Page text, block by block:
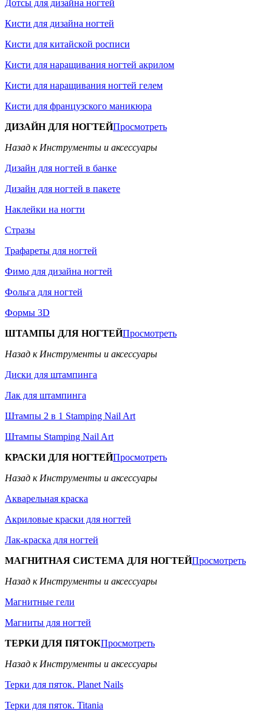
Дотсы для дизайна ногтей
Кисти для дизайна ногтей
Кисти для китайской росписи
Кисти для наращивания ногтей акрилом
Кисти для наращивания ногтей гелем
Кисти для французского маникюра
ДИЗАЙН ДЛЯ НОГТЕЙПросмотреть
Назад к Инструменты и аксессуары
Дизайн для ногтей в банке
Дизайн для ногтей в пакете
Наклейки на ногти
Стразы
Трафареты для ногтей
Фимо для дизайна ногтей
Фольга для ногтей
Формы 3D
ШТАМПЫ ДЛЯ НОГТЕЙПросмотреть
Назад к Инструменты и аксессуары
Диски для штампинга
Лак для штампинга
Штампы 2 в 1 Stamping Nail Art
Штампы Stamping Nail Art
КРАСКИ ДЛЯ НОГТЕЙПросмотреть
Назад к Инструменты и аксессуары
Акварельная краска
Акриловые краски для ногтей
Лак-краска для ногтей
МАГНИТНАЯ СИСТЕМА ДЛЯ НОГТЕЙПросмотреть
Назад к Инструменты и аксессуары
Магнитные гели
Магниты для ногтей
ТЕРКИ ДЛЯ ПЯТОКПросмотреть
Назад к Инструменты и аксессуары
Терки для пяток. Planet Nails
Терки для пяток. Titania